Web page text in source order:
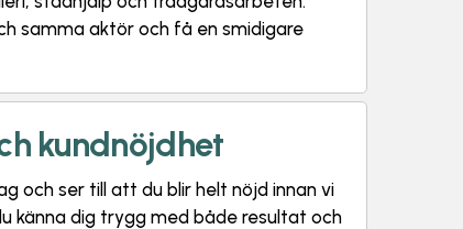
samma aktör och få en smidigare
kundnöjdhet
och ser till att du blir helt nöjd innan vi
känna dig trygg med både resultat och